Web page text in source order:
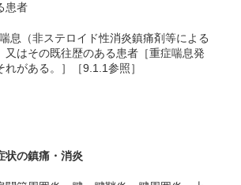
患者
息（非ステロイド性消炎鎮痛剤等による
又はその既往歴のある患者［重症喘息発
がある。］［9.1.1参照］
状の鎮痛・消炎